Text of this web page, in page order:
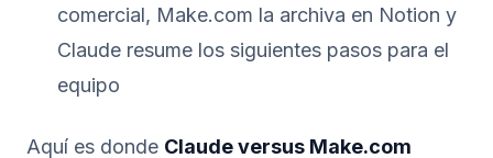
comercial, Make.com la archiva en Notion y
Claude resume los siguientes pasos para el
equipo
Aquí es donde Claude versus Make.com